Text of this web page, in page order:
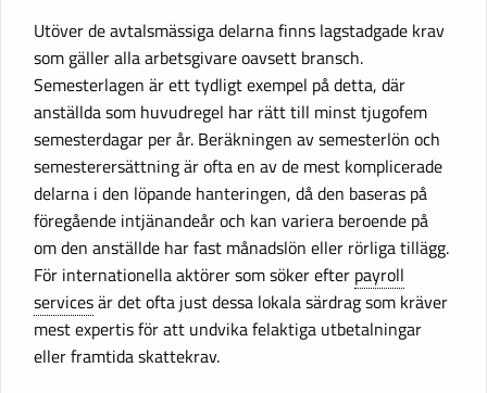
Utöver de avtalsmässiga delarna finns lagstadgade krav
som gäller alla arbetsgivare oavsett bransch.
Semesterlagen är ett tydligt exempel på detta, där
anställda som huvudregel har rätt till minst tjugofem
semesterdagar per år. Beräkningen av semesterlön och
semesterersättning är ofta en av de mest komplicerade
delarna i den löpande hanteringen, då den baseras på
föregående intjänandeår och kan variera beroende på
om den anställde har fast månadslön eller rörliga tillägg.
För internationella aktörer som söker efter payroll
servicesär det ofta just dessa lokala särdrag som kräver
mest expertis för att undvika felaktiga utbetalningar
eller framtida skattekrav.